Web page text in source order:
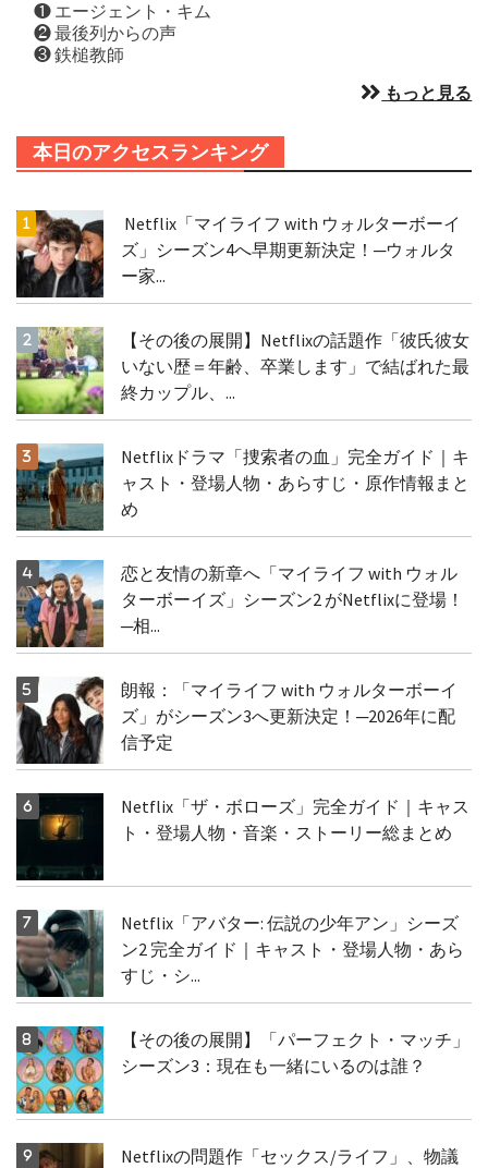
❶ エージェント・キム
❷ 最後列からの声
❸ 鉄槌教師
もっと見る
本日のアクセスランキング
Netflix「マイライフ with ウォルターボーイ
ズ」シーズン4へ早期更新決定！─ウォルタ
ー家...
【その後の展開】Netflixの話題作「彼氏彼女
いない歴＝年齢、卒業します」で結ばれた最
終カップル、...
Netflixドラマ「捜索者の血」完全ガイド｜キ
ャスト・登場人物・あらすじ・原作情報まと
め
恋と友情の新章へ「マイライフ with ウォル
ターボーイズ」シーズン2 がNetflixに登場！
─相...
朗報：「マイライフ with ウォルターボーイ
ズ」がシーズン3へ更新決定！─2026年に配
信予定
Netflix「ザ・ボローズ」完全ガイド｜キャス
ト・登場人物・音楽・ストーリー総まとめ
Netflix「アバター: 伝説の少年アン」シーズ
ン2 完全ガイド｜キャスト・登場人物・あら
すじ・シ...
【その後の展開】「パーフェクト・マッチ」
シーズン3：現在も一緒にいるのは誰？
Netflixの問題作「セックス/ライフ」、物議